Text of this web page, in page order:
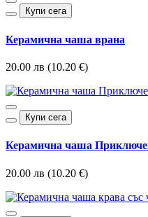
Купи сега
Керамична чаша врана
20.00 лв (10.20 €)
Купи сега
Керамична чаша
20.00 лв (10.20 €)